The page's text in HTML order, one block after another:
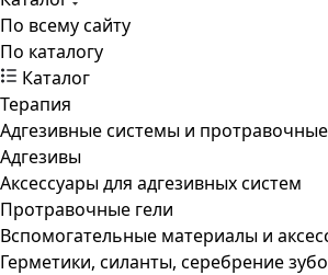
По всему сайту
По каталогу
Каталог
Терапия
Адгезивные системы и
Адгезивы
Аксессуары для адгезивных систем
Протравочные гели
Вспомогательные материалы и
Герметики, силанты, серебрение